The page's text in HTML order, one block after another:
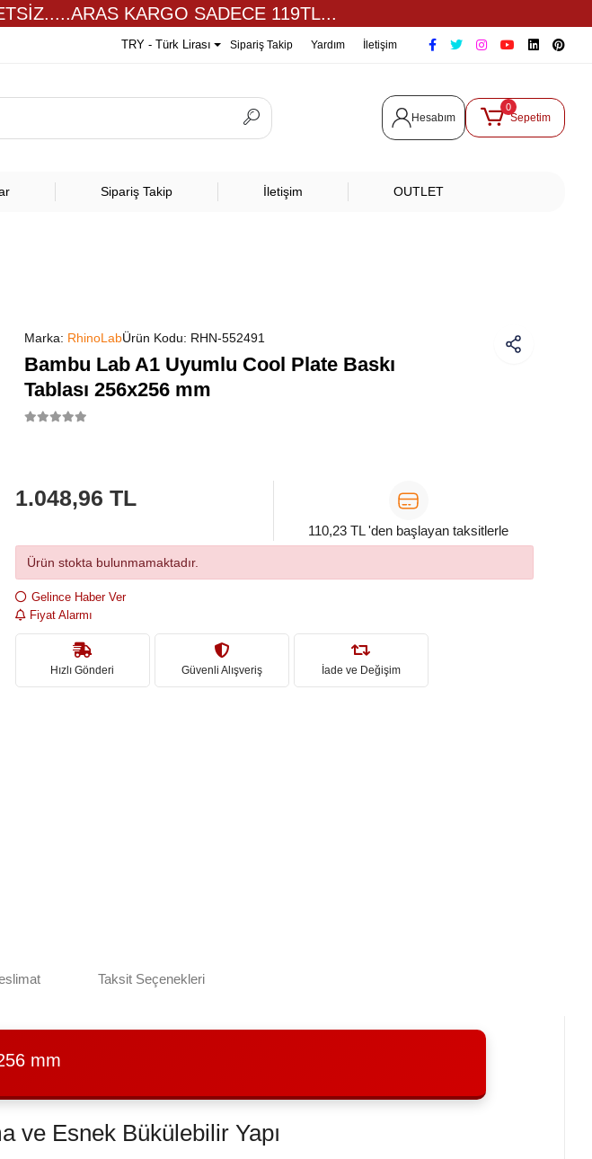
KARGO SADECE 119TL...
TRY - Türk Lirası Sipariş Takip Yardım İletişim
Hesabım
0
Sepetim
Sipariş Takip İletişim OUTLET
Marka: RhinoLabÜrün Kodu: RHN-552491
Bambu Lab A1 Uyumlu Cool Plate Baskı
Tablası 256x256 mm
1.048,96 TL
110,23 TL 'den başlayan taksitlerle
Ürün stokta bulunmamaktadır.
Gelince Haber Ver
Fiyat Alarmı
Hızlı Gönderi Güvenli Alışveriş İade ve Değişim
Taksit Seçenekleri
mm
ve Esnek Bükülebilir Yapı